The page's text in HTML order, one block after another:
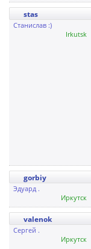
stas
Станислав :)
Irkutsk
gorbiy
Эдуард .
Иркутск
valenok
Сергей .
Иркутск